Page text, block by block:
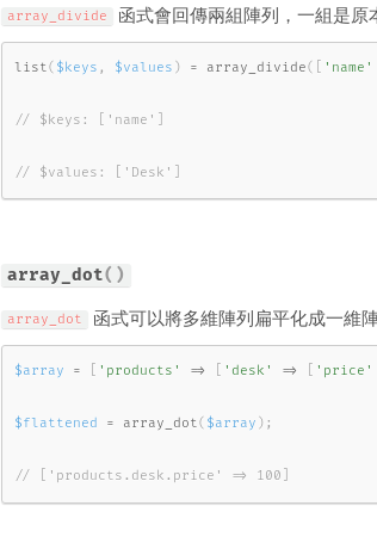
array_divide 函式會回傳兩組陣列，一組是原
list( $keys , $values ) = array_divide( 'name'
// $values: ['Desk']
array_dot( )
array_dot 函式可以將多維陣列扁平化成一維
$array = 'products' => 'desk' => 'price'
$flattened = array_dot( $array ) ;
// ['products.desk.price' => 100]